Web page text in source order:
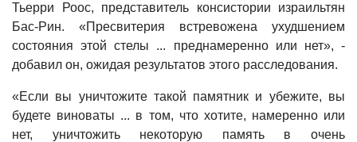
Тьерри Роос, представитель консистории израильтян
Бас-Рин. «Пресвитерия встревожена ухудшением
состояния этой стелы ... преднамеренно или нет», -
добавил он, ожидая результатов этого расследования.
«Если вы уничтожите такой памятник и убежите, вы
будете виноваты ... в том, что хотите, намеренно или
нет, уничтожить некоторую память в очень